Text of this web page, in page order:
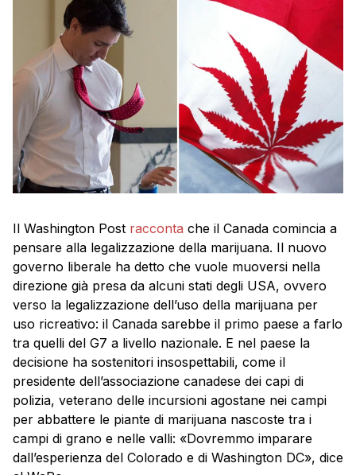
Il Washington Post racconta che il Canada comincia a
pensare alla legalizzazione della marijuana. Il nuovo
governo liberale ha detto che vuole muoversi nella
direzione già presa da alcuni stati degli USA, ovvero
verso la legalizzazione dell’uso della marijuana per
uso ricreativo: il Canada sarebbe il primo paese a farlo
tra quelli del G7 a livello nazionale. E nel paese la
decisione ha sostenitori insospettabili, come il
presidente dell’associazione canadese dei capi di
polizia, veterano delle incursioni agostane nei campi
per abbattere le piante di marijuana nascoste tra i
campi di grano e nelle valli: «Dovremmo imparare
dall’esperienza del Colorado e di Washington DC», dice